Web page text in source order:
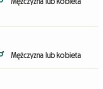
Mężczyzna lub kobieta